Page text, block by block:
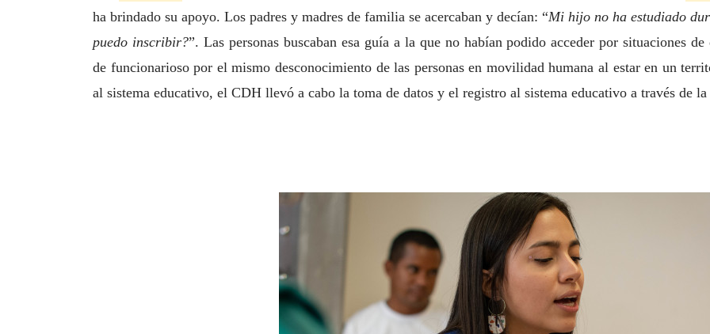
ha brindado su apoyo. Los padres y madres de familia se acercaban y decían: “Mi hijo no ha estudiado
puedo inscribir?”. Las personas buscaban esa guía a la que no habían podido acceder por situaciones
de funcionarioso por el mismo desconocimiento de las personas en movilidad humana al estar en un
al sistema educativo, el CDH llevó a cabo la toma de datos y el registro al sistema educativo a través de